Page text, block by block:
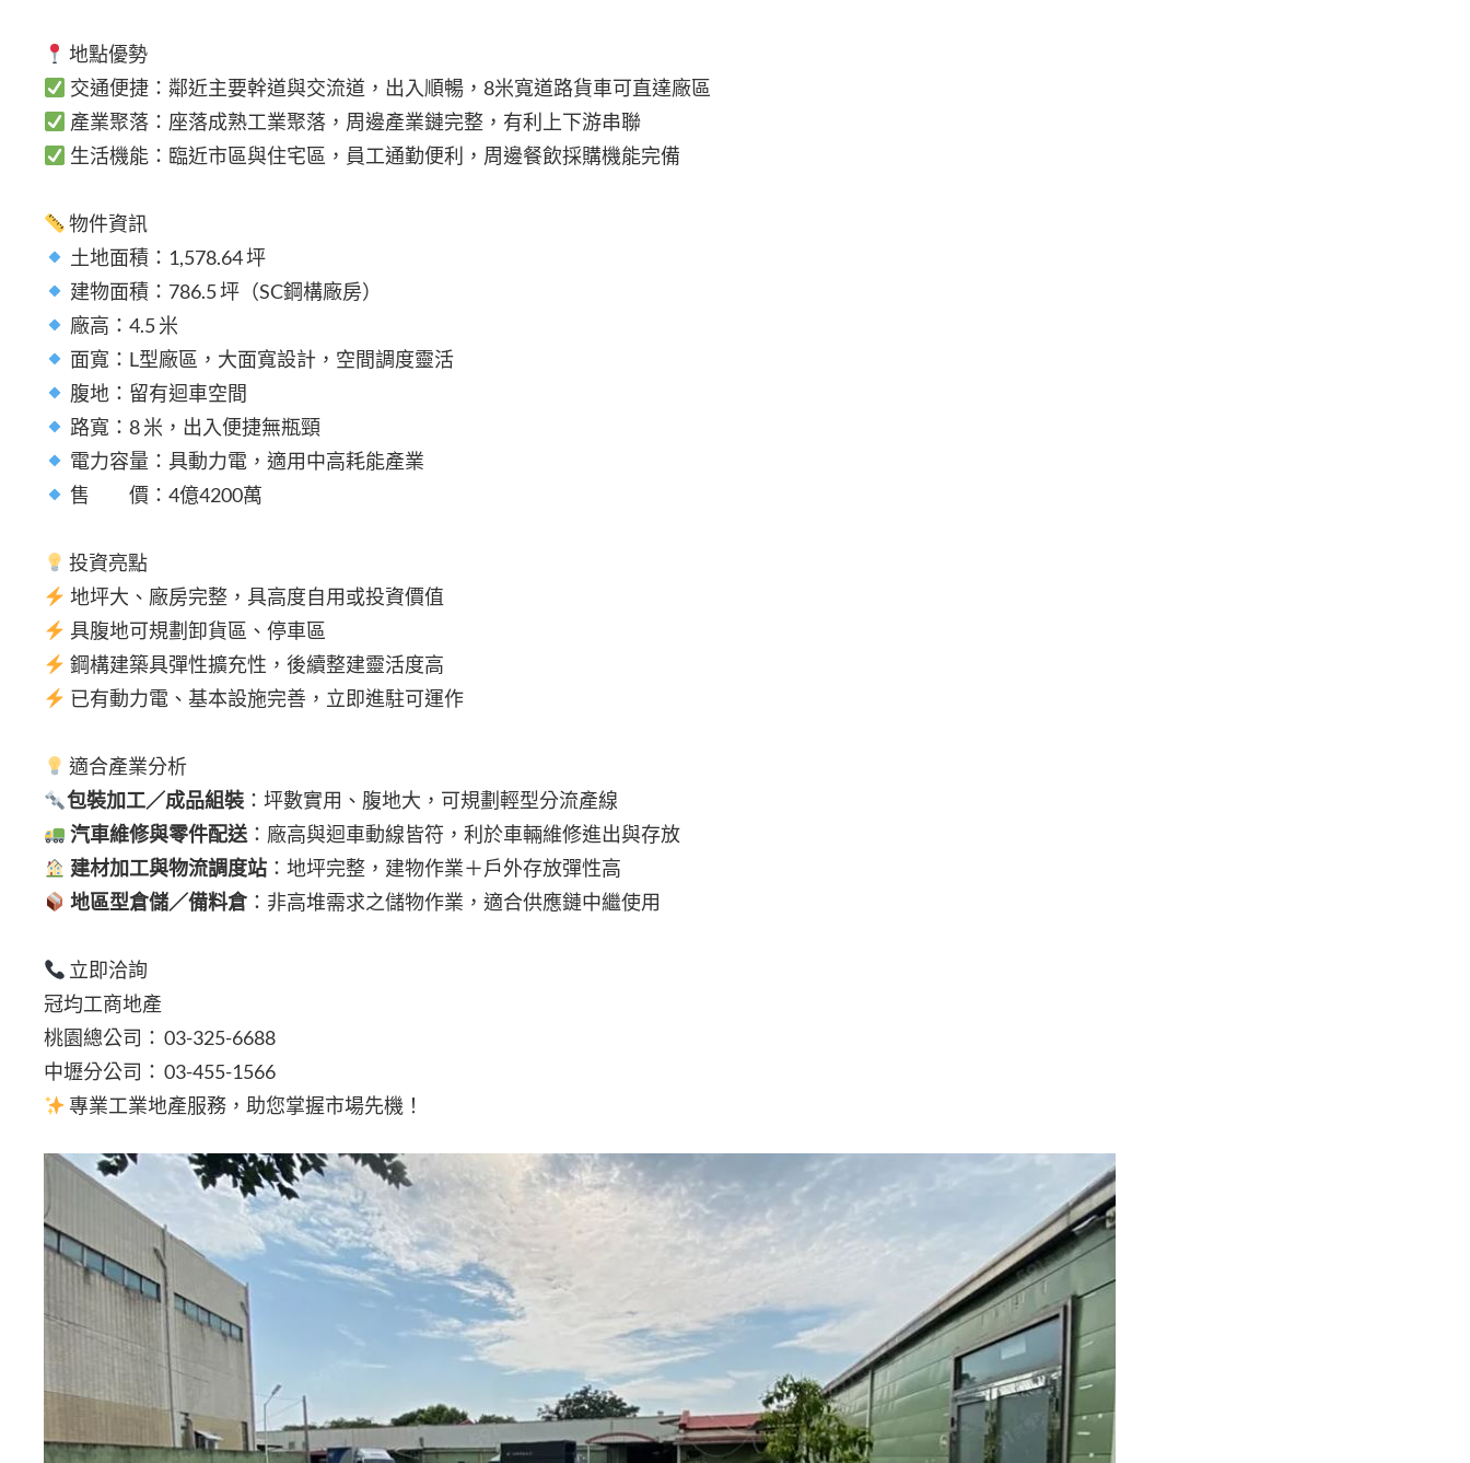
地點優勢
交通便捷：鄰近主要幹道與交流道，出入順暢，8米寬道路貨車可直達廠區
產業聚落：座落成熟工業聚落，周邊產業鏈完整，有利上下游串聯
生活機能：臨近市區與住宅區，員工通勤便利，周邊餐飲採購機能完備
物件資訊
土地面積：1,578.64 坪
建物面積：786.5 坪（SC鋼構廠房）
廠高：4.5 米
面寬：L型廠區，大面寬設計，空間調度靈活
腹地：留有迴車空間
路寬：8 米，出入便捷無瓶頸
電力容量：具動力電，適用中高耗能產業
售 價：4億4200萬
投資亮點
地坪大、廠房完整，具高度自用或投資價值
具腹地可規劃卸貨區、停車區
鋼構建築具彈性擴充性，後續整建靈活度高
已有動力電、基本設施完善，立即進駐可運作
適合產業分析
包裝加工／成品組裝：坪數實用、腹地大，可規劃輕型分流產線
汽車維修與零件配送：廠高與迴車動線皆符，利於車輛維修進出與存放
建材加工與物流調度站：地坪完整，建物作業＋戶外存放彈性高
地區型倉儲／備料倉：非高堆需求之儲物作業，適合供應鏈中繼使用
立即洽詢
冠均工商地產
桃園總公司： 03-325-6688
中壢分公司： 03-455-1566
專業工業地產服務，助您掌握市場先機！